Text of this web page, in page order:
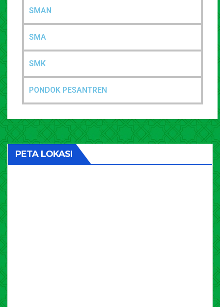
SMAN
SMA
SMK
PONDOK PESANTREN
PETA LOKASI